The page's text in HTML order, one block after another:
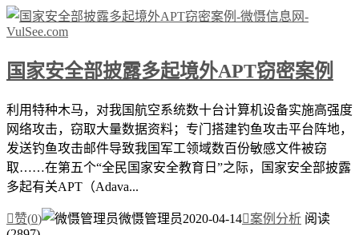
国家安全部披露多起境外APT窃密案例
利用特种木马，对我国航空系统数十台计算机设备实施高强度
网络攻击，窃取大量数据资料；专门搭建钓鱼攻击平台阵地，
发送钓鱼攻击邮件导致我国军工领域数百份敏感文件被窃
取……在第五个“全民国家安全教育日”之际，国家安全部披露
多起有关APT（Adava...
赞(0) 微慑管理员2020-04-14案例分析 阅读